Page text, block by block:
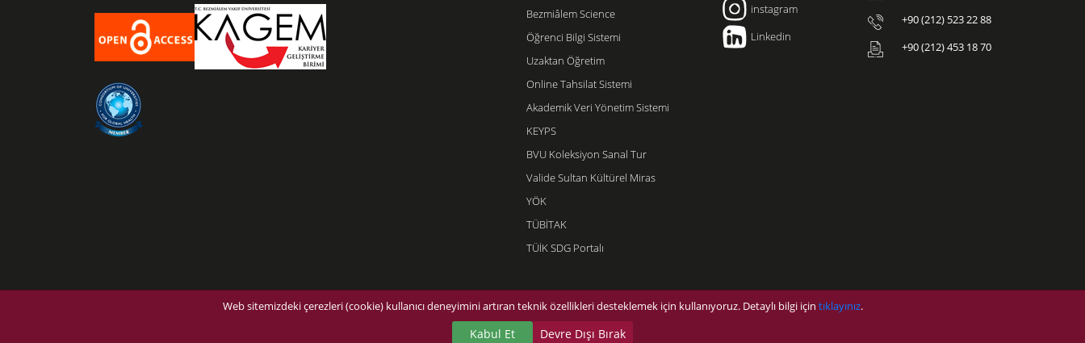
Bezmiâlem Science
Öğrenci Bilgi Sistemi
Uzaktan Öğretim
Online Tahsilat Sistemi
Akademik Veri Yönetim Sistemi
KEYPS
BVU Koleksiyon Sanal Tur
Valide Sultan Kültürel Miras
YÖK
TÜBİTAK
TÜİK SDG Portalı
instagram
Linkedin
+90 (212) 523 22 88
+90 (212) 453 18 70
©2026 Bezmialem Vakıf Üniversitesi - Tüm hakları saklıdır.
Web sitemizdeki çerezleri (cookie) kullanıcı deneyimini artıran teknik özellikleri desteklemek için kullanıyoruz. Detaylı bilgi için tıklayınız.
Kabul Et Devre Dışı Bırak